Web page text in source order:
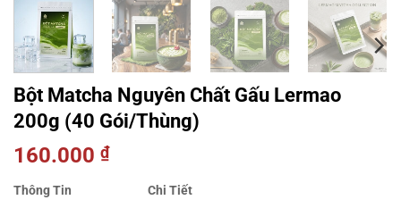
Bột Matcha Nguyên Chất Gấu Lermao
200g (40 Gói/Thùng)
160.000 ₫
Thông Tin
Chi Tiết